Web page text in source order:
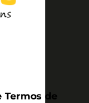
Termos de